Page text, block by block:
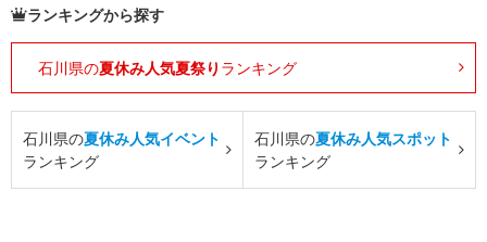
ランキングから探す
石川県の夏休み人気夏祭り ランキング
石川県の夏休み人気イベント
ランキング
石川県の夏休み人気スポット
ランキング